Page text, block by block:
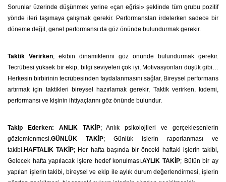
Sorunlar üzerinde düşünmek yerine «çan eğrisi» şeklinde tüm grubu pozitif
yönde ileri taşımaya çalışmak gerekir. Performansları irdelerken sadece bir
döneme değil, genel performansı da göz önünde bulundurmak gerekir.
Taktik Verirken; ekibin dinamiklerini göz önünde bulundurmak gerekir.
Tecrübesi yüksek bir ekip, bilgi seviyeleri çok iyi, Motivasyonları düşük gibi…
Herkesin birbirinin tecrübesinden faydalanmasını sağlar, Bireysel performans
artırmak için taktikleri bireysel hazırlamak gerekir, Taktik verirken, kıdemi,
performansı ve kişinin ihtiyaçlarını göz önünde bulundur.
Takip Ederken: ANLIK TAKİP; Anlık psikolojileri ve gerçekleşenlerin
gözlemlenmesi.GÜNLÜK TAKİP; Günlük işlerin raporlanması ve
takibi.HAFTALIK TAKİP; Her hafta başında bir önceki haftaki işlerin takibi,
Gelecek hafta yapılacak işlere hedef konulması.AYLIK TAKİP; Bütün bir ay
yapılan işlerin takibi, bireysel ve ekip ile aylık durum değerlendirmesi, işlerin